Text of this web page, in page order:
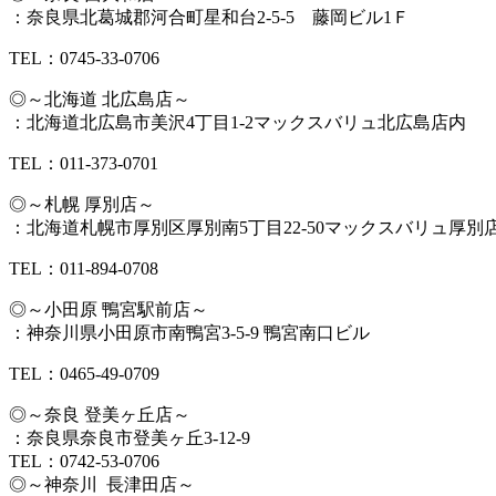
：奈良県北葛城郡河合町星和台2-5-5 藤岡ビル1Ｆ
TEL：0745-33-0706
◎～北海道 北広島店～
：北海道北広島市美沢4丁目1-2マックスバリュ北広島店内
TEL：011-373-0701
◎～札幌 厚別店～
：北海道札幌市厚別区厚別南5丁目22-50マックスバリュ厚別
TEL：011-894-0708
◎～小田原 鴨宮駅前店～
：神奈川県小田原市南鴨宮3-5-9 鴨宮南口ビル
TEL：0465-49-0709
◎～奈良 登美ヶ丘店～
：奈良県奈良市登美ヶ丘3-12-9
TEL：0742-53-0706
◎～神奈川 長津田店～